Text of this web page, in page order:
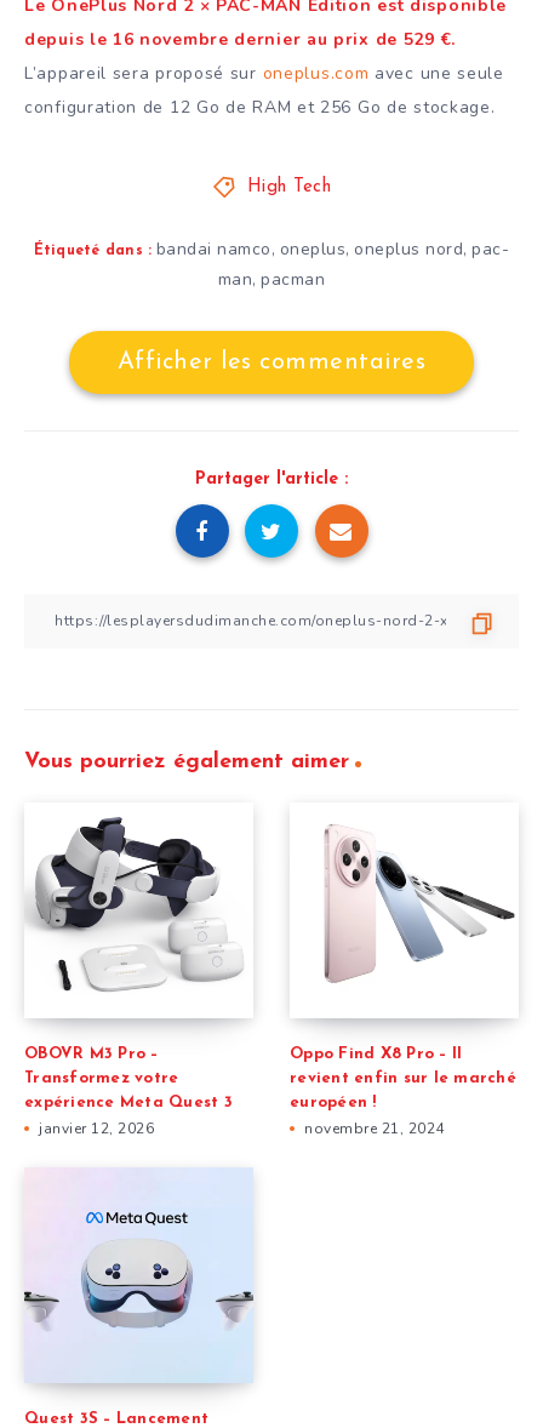
Le OnePlus Nord 2 × PAC-MAN Edition est disponible
depuis le 16 novembre dernier au prix de 529 €.
L’appareil sera proposé sur oneplus.com avec une seule
configuration de 12 Go de RAM et 256 Go de stockage.
High Tech
Étiqueté dans : bandai namco, oneplus, oneplus nord,pac-
man,pacman
Afficher les commentaires
Partager l'article :
Vous pourriez également aimer
OBOVR M3 Pro –
Transformez votre
expérience Meta Quest 3
janvier 12, 2026
Oppo Find X8 Pro – Il
revient enfin sur le marché
européen !
novembre 21, 2024
Quest 3S – Lancement